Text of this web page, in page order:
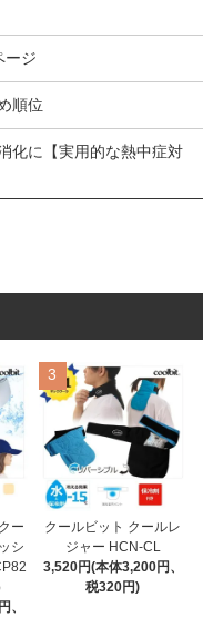
ージ
順位
化に【実用的な熱中症対
ー
シ
、
3
クールビット クールレ
ジャー HCN-CL
3,520円(本体3,200円、
税320円)